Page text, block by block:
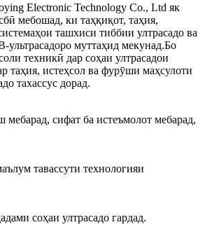
Electronic Technology Co., Ltd як
мебошад, ки таҳқиқот, таҳия,
ташхиси тиббии ултрасадо ва
ультрасадоро муттаҳид мекунад.Бо
техникӣ дар соҳаи ултрасадои
таҳия, истеҳсол ва фурӯши маҳсулоти
тахассус дорад.
сифат ба истеъмолот мебарад,
тавассути технологияи
соҳаи ултрасадо гардад.